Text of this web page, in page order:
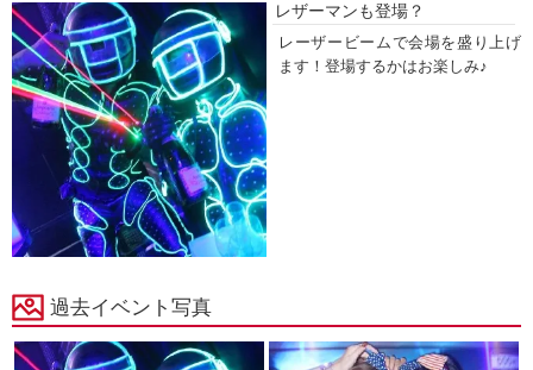
レザーマンも登場？
レーザービームで会場を盛り上げ
ます！登場するかはお楽しみ♪
過去イベント写真